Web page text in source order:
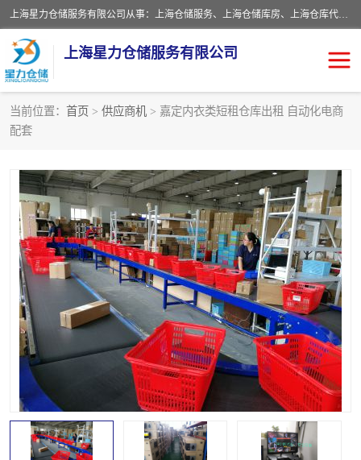
上海星力仓储服务有限公司从事：上海仓储服务、上海仓储库房、上海仓库代运营、上海仓库对外出租、上海仓库外包、上海三方仓储、上海电商仓储代发、上海电商代发货仓库、上海托管仓库、上海仓储配送。上海星力仓储服务有限公司现在拥有100个分仓、10万余平方的标准库房，精炼员工几百名，与几千家客户合作，公司已跻身上海仓储行业前列。欢迎来电咨询！
上海星力仓储服务有限公司
当前位置： 首页 > 供应商机 > 嘉定内衣类短租仓库出租 自动化电商
配套
上海仓库对外出租
上海仓储配送 上海仓库外包
上海仓库代运营 上海托管仓库
上海第三方仓储 上海仓储服务
仓储 上海电商代发货仓库
上海托管仓库